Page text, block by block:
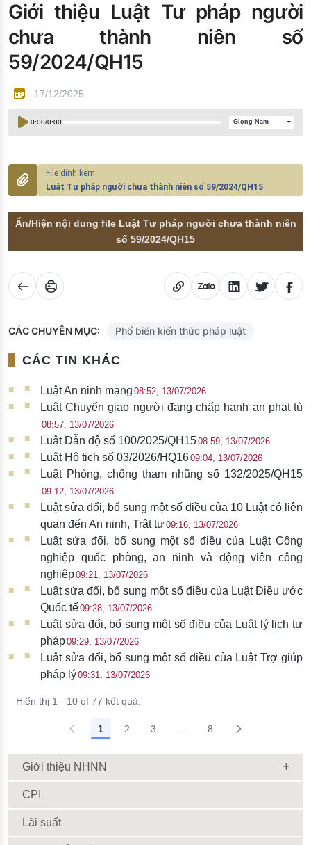
Đào tạo ISO
Giới thiệu Luật Tư pháp người
chưa thành niên số
59/2024/QH15
17/12/2025
0:00/0:00 Giọng Nam
Luật Tư pháp người chưa thành niên số 59/2024/QH15
Ẩn/Hiện nội dung file Luật Tư pháp người chưa thành niên
số 59/2024/QH15
CÁC CHUYÊN MỤC: Phổ biến kiến thức pháp luật
CÁC TIN KHÁC
Luật An ninh mạng 08:52, 13/07/2026
Luật Chuyển giao người đang chấp hanh an phạt tù
08:57, 13/07/2026
Luật Dẫn độ số 100/2025/QH1508:59, 13/07/2026
Luật Hộ tịch số 03/2026/HQ1609:04, 13/07/2026
Luật Phòng, chống tham nhũng số 132/2025/QH15
09:12, 13/07/2026
Luật sửa đổi, bổ sung một số điều của 10 Luật có liên
quan đến An ninh, Trật tự09:16, 13/07/2026
Luật sửa đổi, bổ sung một số điều của Luật Công
nghiệp quốc phòng, an ninh và động viên công
nghiệp09:21, 13/07/2026
Luật sửa đổi, bổ sung một số điều của Luật Điều ước
Quốc tế09:28, 13/07/2026
Luật sửa đổi, bổ sung một số điều của Luật lý lịch tư
pháp09:29, 13/07/2026
Luật sửa đổi, bổ sung một số điều của Luật Trợ giúp
pháp lý09:31, 13/07/2026
Hiển thị 1 - 10 of 77 kết quả.
1 2 3 8
Giới thiệu NHNN
CPI
Lãi suất